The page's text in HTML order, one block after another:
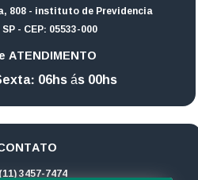
808 - instituto de Previdencia
- CEP: 05533-000
ATENDIMENTO
06hs ás 00hs
3457-7474